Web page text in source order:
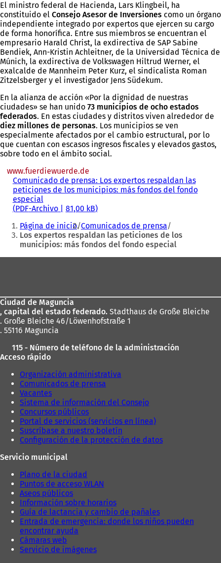
El ministro federal de Hacienda, Lars Klingbeil, ha
constituido el Consejo Asesor de Inversiones como un órgano
independiente integrado por expertos que ejercen su cargo
de forma honorífica. Entre sus miembros se encuentran el
empresario Harald Christ, la exdirectiva de SAP Sabine
Bendiek, Ann-Kristin Achleitner, de la Universidad Técnica de
Múnich, la exdirectiva de Volkswagen Hiltrud Werner, el
exalcalde de Mannheim Peter Kurz, el sindicalista Roman
Zitzelsberger y el investigador Jens Südekum.
En la alianza de acción «Por la dignidad de nuestras
ciudades» se han unido 73 municipios de ocho estados
federados. En estas ciudades y distritos viven alrededor de
diez millones de personas. Los municipios se ven
especialmente afectados por el cambio estructural, por lo
que cuentan con escasos ingresos fiscales y elevados gastos,
sobre todo en el ámbito social.
www.fuerdiewuerde.de
abre
en
nueva
Comunicado de prensa: Los expertos respaldan las
peticiones de los municipios: más fondos del fondo
especial
PDF-Archivo 81,00 kB
Estás
aquí:
Página de inicio Comunicados de prensa
Los expertos respaldan las peticiones de los
municipios: más fondos del fondo especial
pies
Ciudad de Maguncia
, capital del estado federado. Stadthaus de Große Bleiche
. Große Bleiche 46/Löwenhofstraße 1
. 55116 Maguncia
115 - Número de teléfono de la administración
Acceso rápido
Organización administrativa
Comunicados de prensa
Vacantes
Sistema de información del Consejo
Concursos públicos
Portal de servicios (servicios en línea)
Suscríbase a nuestro boletín
Configuración de la protección de datos
Servicio municipal
Plano de la ciudad
Puntos de acceso WLAN
Aseos públicos
Información sobre horarios
Guía de lactancia y cambio de pañales
Entrada de emergencia: donde los niños pueden
encontrar ayuda
Cámaras web
Servicio de imágenes